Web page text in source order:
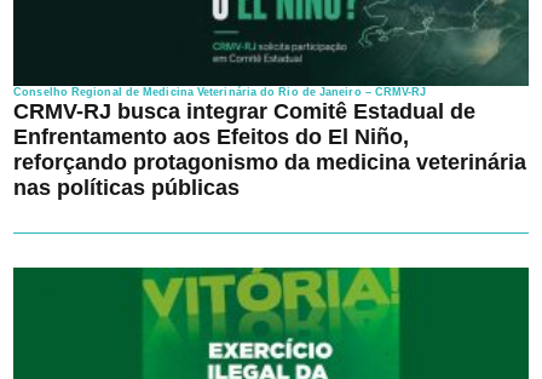
Conselho Regional de Medicina Veterinária do Rio de Janeiro – CRMV-RJ
CRMV-RJ busca integrar Comitê Estadual de
Enfrentamento aos Efeitos do El Niño,
reforçando protagonismo da medicina veterinária
nas políticas públicas